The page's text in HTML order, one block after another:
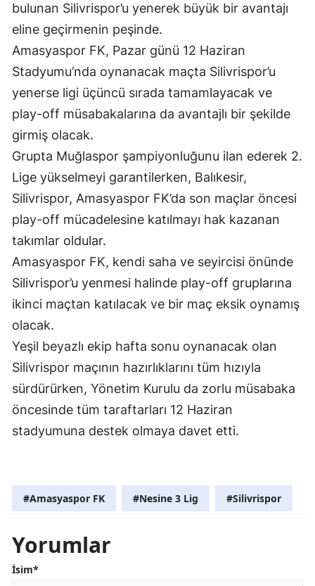
bulunan Silivrispor’u yenerek büyük bir avantajı
eline geçirmenin peşinde.
Amasyaspor FK, Pazar günü 12 Haziran
Stadyumu’nda oynanacak maçta Silivrispor’u
yenerse ligi üçüncü sırada tamamlayacak ve
play-off müsabakalarına da avantajlı bir şekilde
girmiş olacak.
Grupta Muğlaspor şampiyonluğunu ilan ederek 2.
Lige yükselmeyi garantilerken, Balıkesir,
Silivrispor, Amasyaspor FK’da son maçlar öncesi
play-off mücadelesine katılmayı hak kazanan
takımlar oldular.
Amasyaspor FK, kendi saha ve seyircisi önünde
Silivrispor’u yenmesi halinde play-off gruplarına
ikinci maçtan katılacak ve bir maç eksik oynamış
olacak.
Yeşil beyazlı ekip hafta sonu oynanacak olan
Silivrispor maçının hazırlıklarını tüm hızıyla
sürdürürken, Yönetim Kurulu da zorlu müsabaka
öncesinde tüm taraftarları 12 Haziran
stadyumuna destek olmaya davet etti.
#Amasyaspor FK #Nesine 3 Lig #Silivrispor
Yorumlar
İsim*